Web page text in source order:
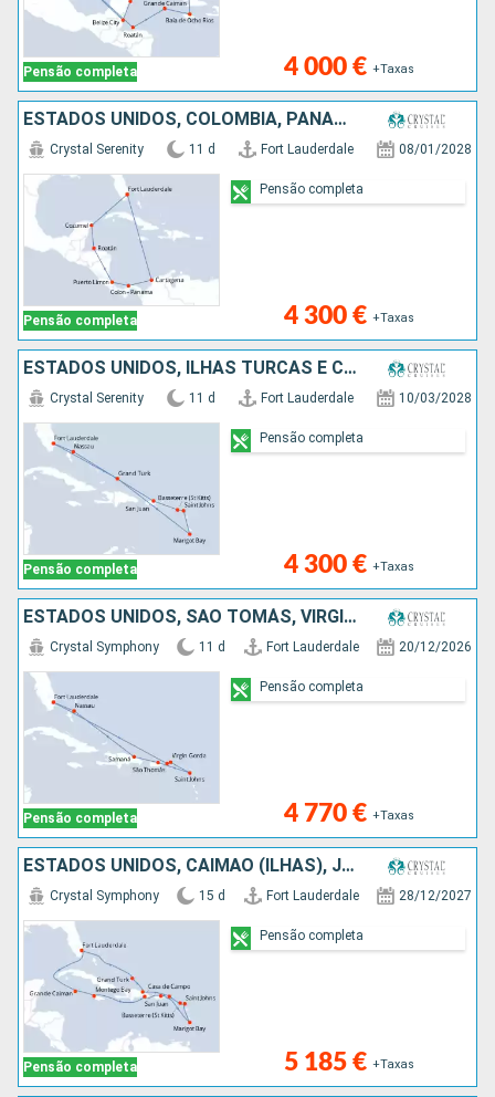
Pensão completa 4 000 € +Taxas
ESTADOS UNIDOS, COLÔMBIA, PANAMA, COSTA RICA, HONDURAS, CARAIBAS - MEXICO
Pensão completa
Crystal Serenity 11 d Fort Lauderdale 08/01/2028
4 300 € +Taxas
Pensão completa
ESTADOS UNIDOS, ILHAS TURCAS E CAICOS, SANTA LÚCIA, ANTÍGUA E BARBUDA, PORTO RICO, BAHAMAS
Pensão completa
Crystal Serenity 11 d Fort Lauderdale 10/03/2028
4 300 € +Taxas
Pensão completa
ESTADOS UNIDOS, SÃO TOMÁS, VIRGIN GORDA, ANTÍGUA E BARBUDA, PORTO RICO, REPÚBLICA DOMINICANA, BAHAMAS
Pensão completa
Crystal Symphony 11 d Fort Lauderdale 20/12/2026
4 770 € +Taxas
Pensão completa
ESTADOS UNIDOS, CAIMÃO (ILHAS), JAMAICA, REPÚBLICA DOMINICANA, PORTO RICO, SANTA LÚCIA, ANTÍGUA E BARBUDA, TORTOLA, ILHAS TURCAS E CAICOS
Pensão completa
Crystal Symphony 15 d Fort Lauderdale 28/12/2027
5 185 € +Taxas
Pensão completa